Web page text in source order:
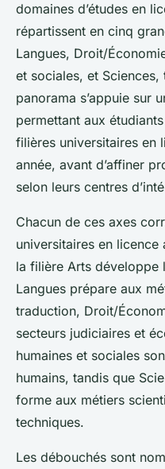
domaines d’études en
répartissent en cinq
Langues, Droit/
et sociales, et
panorama s’appuie sur
permettant aux
filières universitaires en
année, avant d’affiner
selon leurs centres
Chacun de ces axes
universitaires en
la filière Arts développe
Langues prépare aux
traduction, Droit/
secteurs judiciaires et
humaines et sociales
humains, tandis que
forme aux métiers
techniques.
Les débouchés sont